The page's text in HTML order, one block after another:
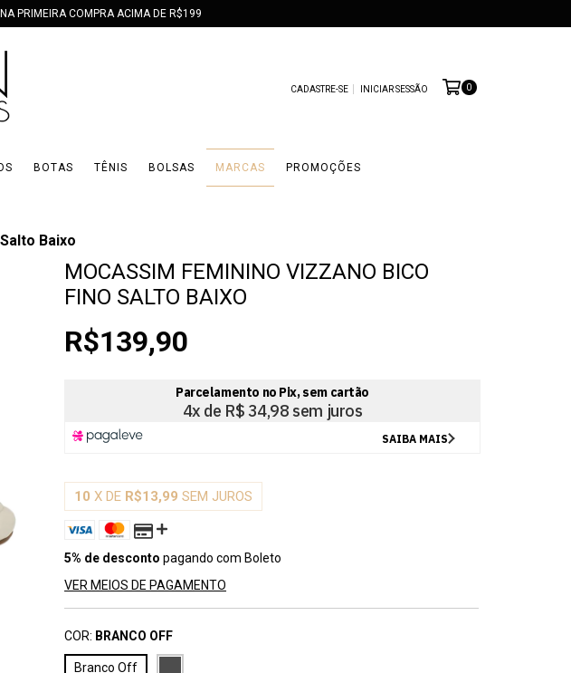
PRIMEIRA COMPRA ACIMA DE R$199
CADASTRE-SE INICIAR SESSÃO 0
BOTAS TÊNIS BOLSAS MARCAS PROMOÇÕES
Baixo
MOCASSIM FEMININO VIZZANO BICO
FINO SALTO BAIXO
R$139,90
10 X DE R$13,99 SEM JUROS
5% de desconto pagando com Boleto
VER MEIOS DE PAGAMENTO
COR: BRANCO OFF
Branco Off